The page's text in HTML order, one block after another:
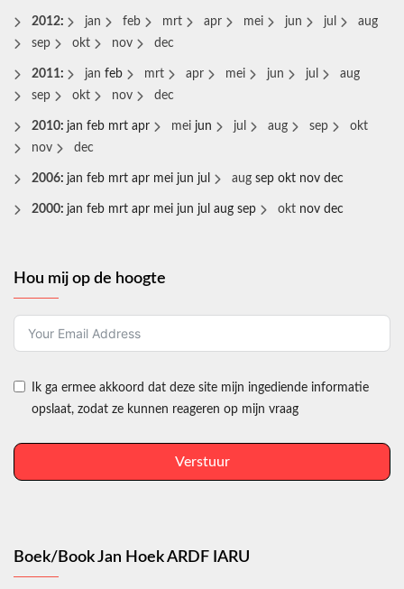
2012: jan feb mrt apr mei jun jul
aug
sep
okt nov dec
2011: jan feb mrt apr mei jun jul
aug
sep
okt nov dec
2010: jan feb mrt apr mei jun jul aug sep
okt
nov
dec
2006: jan feb mrt apr mei jun jul aug sep okt nov dec
2000: jan feb mrt apr mei jun jul aug sep okt nov dec
Hou mij op de hoogte
Ik ga ermee akkoord dat deze site mijn ingediende informatie
opslaat, zodat ze kunnen reageren op mijn vraag
Verstuur
Boek/Book Jan Hoek ARDF IARU